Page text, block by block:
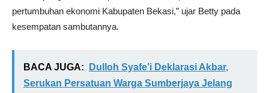
pertumbuhan ekonomi Kabupaten Bekasi,” ujar Betty pada
kesempatan sambutannya.
BACA JUGA:
Dulloh Syafe’i Deklarasi Akbar,
Serukan Persatuan Warga Sumberjaya Jelang